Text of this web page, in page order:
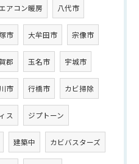
アコン暖房 八代市
市 大牟田市 宗像市
郡 玉名市 宇城市
市 行橋市 カビ掃除
ス ジプトーン
建築中 カビバスターズ